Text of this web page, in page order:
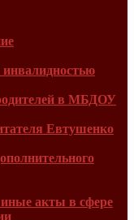
инвалидностью
в МБДОУ
Евтушенко
акты в сфере